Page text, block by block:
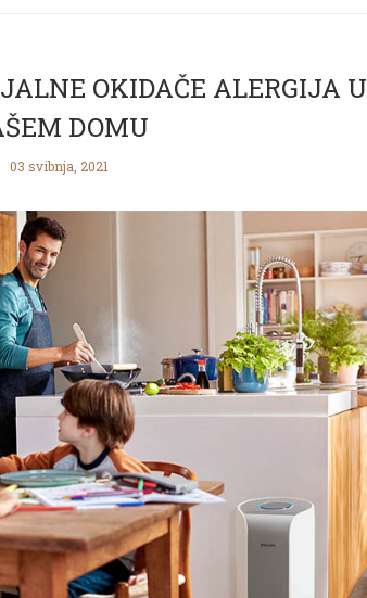
OKIDAČE ALERGIJA U
DOMU
03 svibnja, 2021